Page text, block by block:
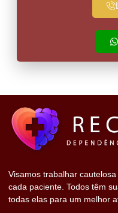
Visamos trabalhar
cada paciente. Todos têm
todas elas para um melhor